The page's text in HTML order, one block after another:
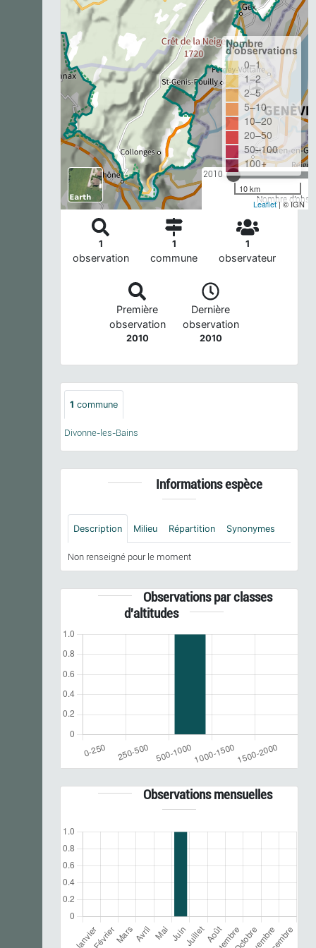
2010
Nombre
Nombre
d'observations
0–1
1–2
2–5
5–10
10–20
20–50
50–100
100+
10 km
Leaflet| © IGN
1
observation
1
commune
1
observateur
Première
observation
2010
Dernière
observation
2010
1 commune
Divonne-les-Bains
Informations espèce
Description Milieu Répartition Synonymes
Non renseigné pour le moment
Observations par classes
d'altitudes
Observations mensuelles